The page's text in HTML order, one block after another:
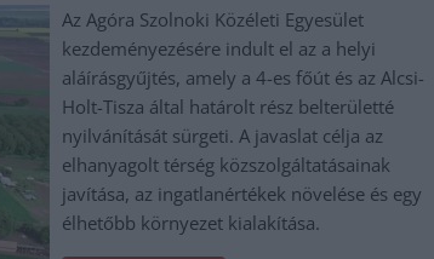
Az Agóra Szolnoki Közéleti Egyesület
kezdeményezésére indult el az a helyi
aláírásgyűjtés, amely a 4-es főút és az Alcsi-
Holt-Tisza által határolt rész belterületté
nyilvánítását sürgeti. A javaslat célja az
elhanyagolt térség közszolgáltatásainak
javítása, az ingatlanértékek növelése és egy
élhetőbb környezet kialakítása.